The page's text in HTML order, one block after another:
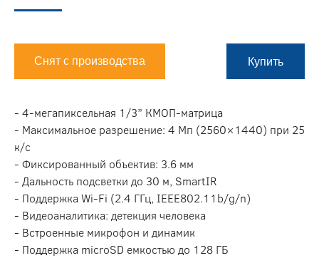
Снят с производства Купить
- 4-мегапиксельная 1/3” КМОП-матрица
- Максимальное разрешение: 4 Мп (2560×1440) при 25
к/с
- Фиксированный объектив: 3.6 мм
- Дальность подсветки до 30 м, SmartIR
- Поддержка Wi-Fi (2.4 ГГц, IEEE802.11b/g/n)
- Видеоаналитика: детекция человека
- Встроенные микрофон и динамик
- Поддержка microSD емкостью до 128 ГБ